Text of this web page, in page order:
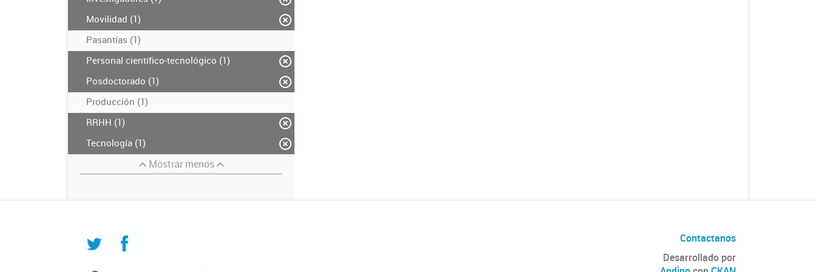
Movilidad (1)
Pasantías (1)
Personal científico-tecnológico (1)
Posdoctorado (1)
Producción (1)
RRHH (1)
Tecnología (1)
Mostrar menos
Contactanos
Desarrollado por